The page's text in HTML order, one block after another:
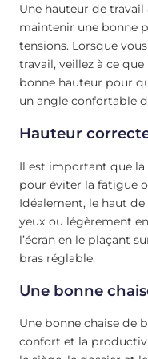
Une hauteur de
maintenir une bonne
tensions. Lorsque
travail, veillez à ce
bonne hauteur pour
un angle confortable
Hauteur
Il est important que la
pour éviter la fatigue
Idéalement, le haut
yeux ou légèrement
l’écran en le plaçant
bras réglable.
Une bonne
Une bonne chaise de
confort et la